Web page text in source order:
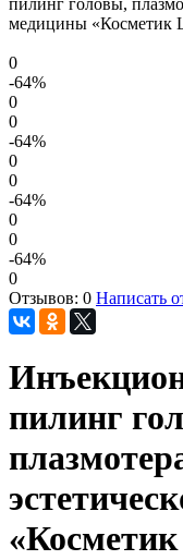
пилинг головы,
медицины «Косметик
0
-64%
0
0
-64%
0
0
-64%
0
0
-64%
0
Отзывов: 0 Написать
пилинг